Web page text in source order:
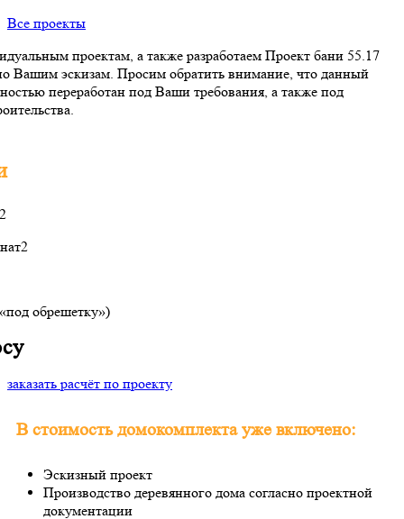
Все проекты
проектам, а также разработаем Проект бани 55.17
Вашим эскизам. Просим обратить внимание, что данный
переработан под Ваши требования, а также под
2
обрешетку»)
заказать расчёт по проекту
В стоимость домокомплекта уже включено:
Эскизный проект
Производство деревянного дома согласно проектной
документации